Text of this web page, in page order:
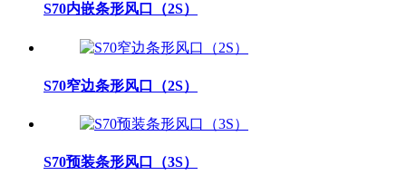
S70内嵌条形风口（2S）
S70窄边条形风口（2S）
S70预装条形风口（3S）